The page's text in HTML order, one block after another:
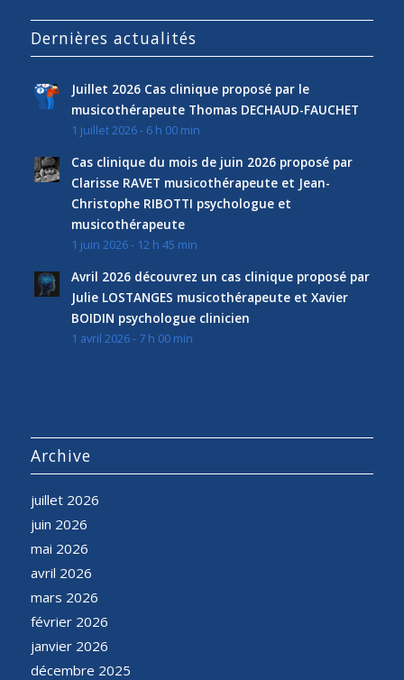
Dernières actualités
Juillet 2026 Cas clinique proposé par le
musicothérapeute Thomas DECHAUD-FAUCHET
1 juillet 2026 - 6 h 00 min
Cas clinique du mois de juin 2026 proposé par
Clarisse RAVET musicothérapeute et Jean-
Christophe RIBOTTI psychologue et
musicothérapeute
1 juin 2026 - 12 h 45 min
Avril 2026 découvrez un cas clinique proposé par
Julie LOSTANGES musicothérapeute et Xavier
BOIDIN psychologue clinicien
1 avril 2026 - 7 h 00 min
Archive
juillet 2026
juin 2026
mai 2026
avril 2026
mars 2026
février 2026
janvier 2026
décembre 2025